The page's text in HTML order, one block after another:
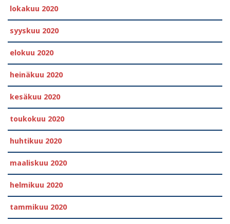
lokakuu 2020
syyskuu 2020
elokuu 2020
heinäkuu 2020
kesäkuu 2020
toukokuu 2020
huhtikuu 2020
maaliskuu 2020
helmikuu 2020
tammikuu 2020